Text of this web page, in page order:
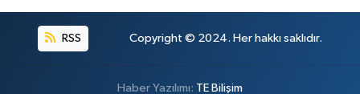
RSS Copyright © 2024. Her hakkı saklıdır.
Haber Yazılımı: TE Bilişim